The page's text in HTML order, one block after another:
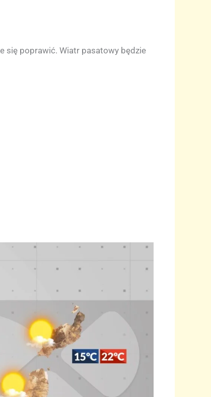
się poprawić. Wiatr pasatowy będzie